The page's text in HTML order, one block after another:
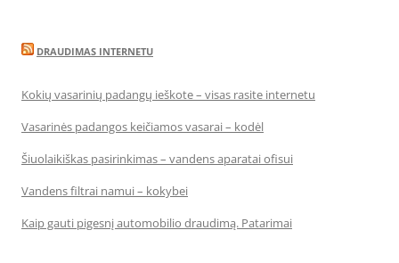
DRAUDIMAS INTERNETU
Kokių vasarinių padangų ieškote – visas rasite internetu
Vasarinės padangos keičiamos vasarai – kodėl
Šiuolaikiškas pasirinkimas – vandens aparatai ofisui
Vandens filtrai namui – kokybei
Kaip gauti pigesnį automobilio draudimą. Patarimai